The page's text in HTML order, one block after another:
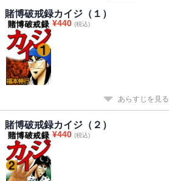
賭博破戒録カイジ（１）
¥440 (税込)
あらすじを見る
賭博破戒録カイジ（２）
¥440 (税込)